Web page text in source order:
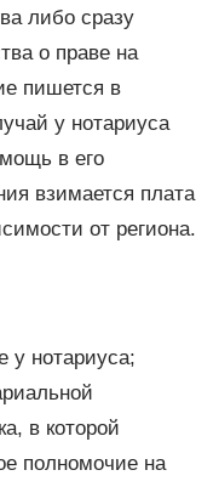
либо сразу
о праве на
пишется в
у нотариуса
в его
взимается плата
от региона.
у нотариуса;
в которой
полномочие на